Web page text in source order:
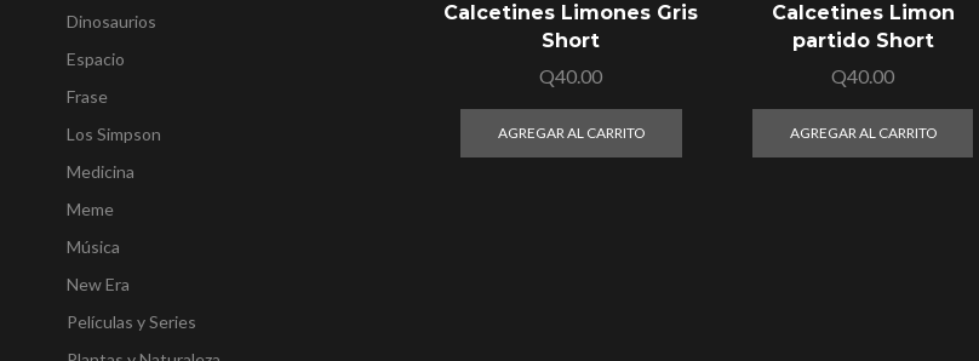
Calcetines Limones Gris
Short
Q40.00
AGREGAR AL CARRITO
Calcetines Limon
partido Short
Q40.00
AGREGAR AL CARRITO
Dinosaurios
Espacio
Frase
Los Simpson
Medicina
Meme
Música
New Era
Películas y Series